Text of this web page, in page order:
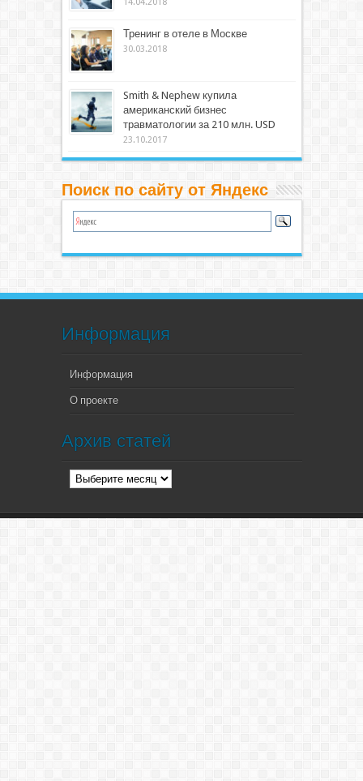
14.04.2018
Тренинг в отеле в Москве
30.03.2018
Smith & Nephew купила
американский бизнес
травматологии за 210 млн. USD
23.10.2017
Поиск по сайту от Яндекс
Информация
Информация
О проекте
Архив статей
Архив
статей